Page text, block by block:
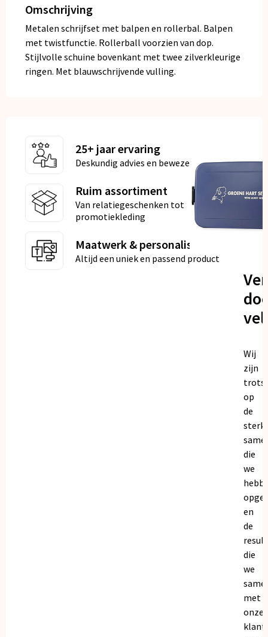
Omschrijving
Metalen schrijfset met balpen en rollerbal. Balpen
met twistfunctie. Rollerball voorzien van dop.
Stijlvolle schuine bovenkant met twee zilverkleurige
ringen. Met blauwschrijvende vulling.
25+ jaar ervaring
Deskundig advies en bewezen kwaliteit
Ruim assortiment
Van relatiegeschenken tot
promotiekleding
Maatwerk & personalisatie
Altijd een uniek en passend product
Wij
zijn
trots
op
de
die
we
en
de
die
we
met
onze